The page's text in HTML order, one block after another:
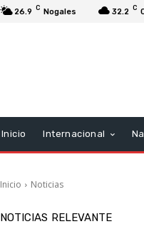
26.9 C Nogales 32.2 C
Inicio Internacional
Inicio Noticias
NOTICIAS RELEVANTE